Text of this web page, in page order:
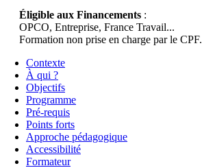
Éligible aux Financements :
OPCO, Entreprise, France Travail...
Formation non prise en charge par le CPF.
Contexte
À qui ?
Objectifs
Programme
Pré-requis
Points forts
Approche pédagogique
Accessibilité
Formateur